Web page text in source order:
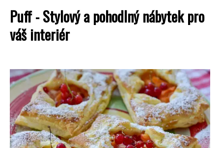
Puff - Stylový a pohodlný nábytek pro
váš interiér